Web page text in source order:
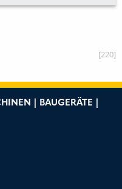
[220]
| BAUGERÄTE |